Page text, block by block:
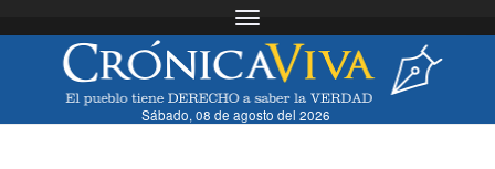
Toggle navigation
Sábado, 08 de agosto del 2026